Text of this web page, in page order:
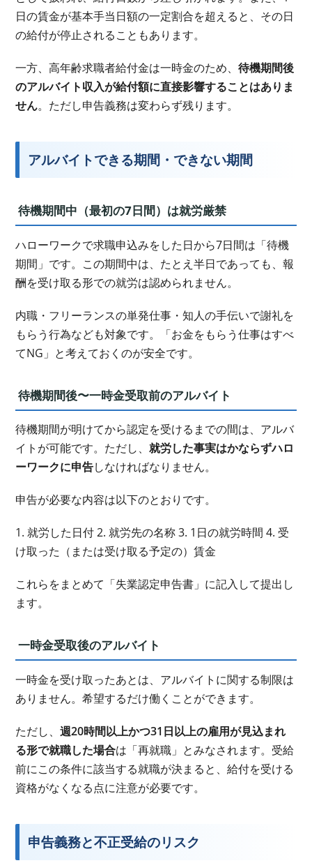
日の賃金が基本手当日額の一定割合を超えると、その日
の給付が停止されることもあります。
一方、高年齢求職者給付金は一時金のため、待機期間後
のアルバイト収入が給付額に直接影響することはありま
せん。ただし申告義務は変わらず残ります。
アルバイトできる期間・できない期間
待機期間中（最初の7日間）は就労厳禁
ハローワークで求職申込みをした日から7日間は「待機
期間」です。この期間中は、たとえ半日であっても、報
酬を受け取る形での就労は認められません。
内職・フリーランスの単発仕事・知人の手伝いで謝礼を
もらう行為なども対象です。「お金をもらう仕事はすべ
てNG」と考えておくのが安全です。
待機期間後〜一時金受取前のアルバイト
待機期間が明けてから認定を受けるまでの間は、アルバ
イトが可能です。ただし、就労した事実はかならずハロ
ーワークに申告しなければなりません。
申告が必要な内容は以下のとおりです。
1. 就労した日付 2. 就労先の名称 3. 1日の就労時間 4. 受
け取った（または受け取る予定の）賃金
これらをまとめて「失業認定申告書」に記入して提出し
ます。
一時金受取後のアルバイト
一時金を受け取ったあとは、アルバイトに関する制限は
ありません。希望するだけ働くことができます。
ただし、週20時間以上かつ31日以上の雇用が見込まれ
る形で就職した場合は「再就職」とみなされます。受給
前にこの条件に該当する就職が決まると、給付を受ける
資格がなくなる点に注意が必要です。
申告義務と不正受給のリスク